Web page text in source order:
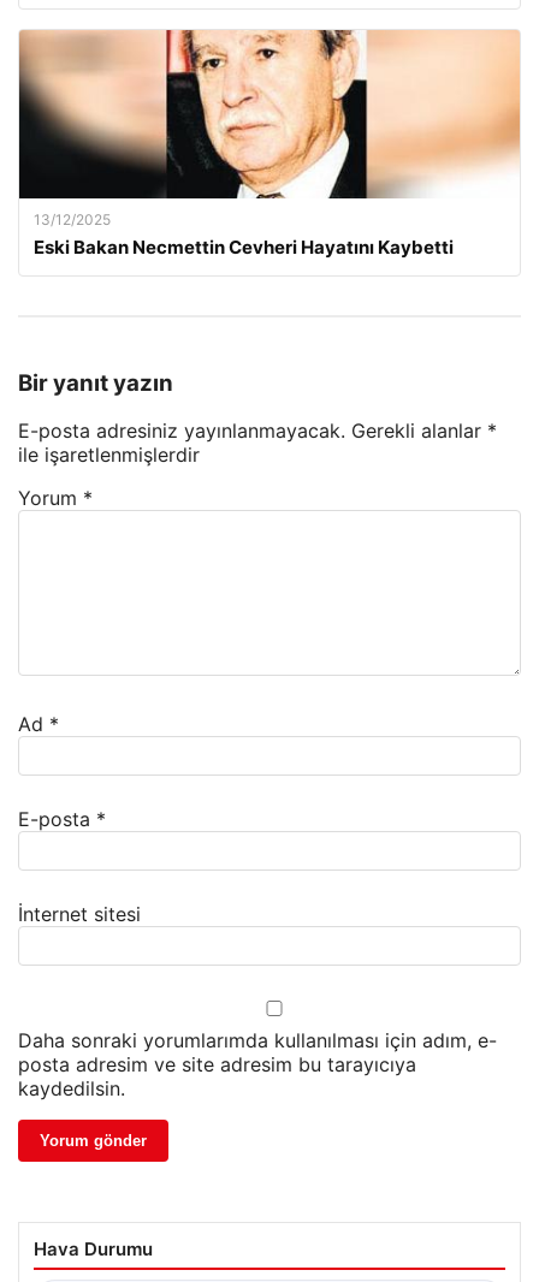
13/12/2025
Eski Bakan Necmettin Cevheri Hayatını Kaybetti
Bir yanıt yazın
E-posta adresiniz yayınlanmayacak. Gerekli alanlar *
ile işaretlenmişlerdir
Yorum *
Ad *
E-posta *
İnternet sitesi
Daha sonraki yorumlarımda kullanılması için adım, e-
posta adresim ve site adresim bu tarayıcıya
kaydedilsin.
Hava Durumu